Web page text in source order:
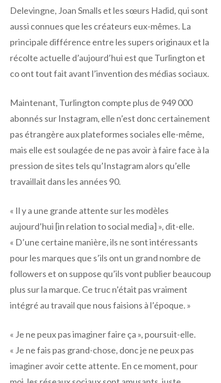
Delevingne, Joan Smalls et les sœurs Hadid, qui sont
aussi connues que les créateurs eux-mêmes. La
principale différence entre les supers originaux et la
récolte actuelle d’aujourd’hui est que Turlington et
co ont tout fait avant l’invention des médias sociaux.
Maintenant, Turlington compte plus de 949 000
abonnés sur Instagram, elle n’est donc certainement
pas étrangère aux plateformes sociales elle-même,
mais elle est soulagée de ne pas avoir à faire face à la
pression de sites tels qu’Instagram alors qu’elle
travaillait dans les années 90.
« Il y a une grande attente sur les modèles
aujourd’hui [in relation to social media] », dit-elle.
« D’une certaine manière, ils ne sont intéressants
pour les marques que s’ils ont un grand nombre de
followers et on suppose qu’ils vont publier beaucoup
plus sur la marque. Ce truc n’était pas vraiment
intégré au travail que nous faisions à l’époque. »
« Je ne peux pas imaginer faire ça », poursuit-elle.
« Je ne fais pas grand-chose, donc je ne peux pas
imaginer avoir cette attente. En ce moment, pour